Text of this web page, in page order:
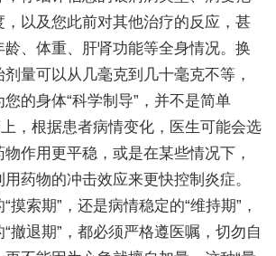
，以及您此前对其他治疗的反应，甚
、体重、肝肾功能等全身情况。换
量可以从几毫克到几十毫克不等，
的身体“科学制导”，并不是简单
上，根据患者病情变化，医生可能会选
作用更平稳，或是在某些情况下，
药物的冲击效应来更快控制炎症。
摸索期”，还是病情稳定的“维持期”，
撤退期”，都必须严格遵医嘱，切勿自